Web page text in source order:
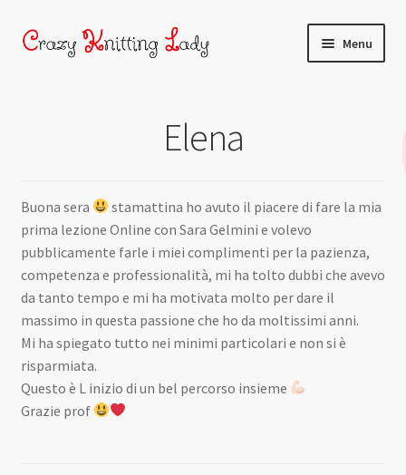
Menu
Corsi
Elena
Buona sera
stamattina ho avuto il piacere di fare la mia
prima lezione Online con Sara Gelmini e volevo
pubblicamente farle i miei complimenti per la pazienza,
competenza e professionalità, mi ha tolto dubbi che avevo
da tanto tempo e mi ha motivata molto per dare il
massimo in questa passione che ho da moltissimi anni.
Mi ha spiegato tutto nei minimi particolari e non si è
risparmiata.
Questo è L inizio di un bel percorso insieme
Grazie prof